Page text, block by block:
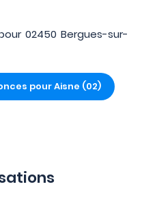
02450 Bergues-sur-
pour Aisne (02)